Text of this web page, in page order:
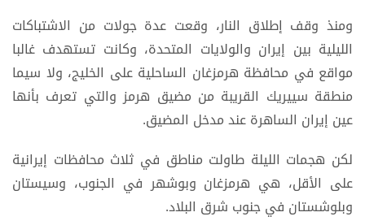
ومنذ وقف إطلاق النار، وقعت عدة جولات من الاشتباكات
الليلية بين إيران والولايات المتحدة، وكانت تستهدف غالبا
مواقع في محافظة هرمزغان الساحلية على الخلیج، ولا سيما
منطقة سييريك القريبة من مضيق هرمز والتي تعرف بأنها
عين إيران الساهرة عند مدخل المضيق.
لكن هجمات الليلة طاولت مناطق في ثلاث محافظات إيرانية
على الأقل، هي هرمزغان وبوشهر في الجنوب، وسيستان
وبلوشستان في جنوب شرق البلاد.